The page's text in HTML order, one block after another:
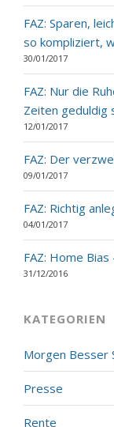
FAZ: Sparen,
so kompliziert,
30/01/2017
FAZ: Nur die
Zeiten geduldig
12/01/2017
FAZ: Der
09/01/2017
FAZ: Richtig
04/01/2017
FAZ: Home
31/12/2016
KATEGORIEN
Morgen Besser
Presse
Rente